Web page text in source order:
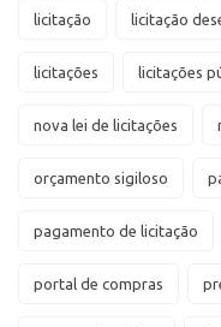
licitação licitação
licitações licitações
nova lei de licitações
orçamento sigiloso
pagamento de licitação
portal de compras